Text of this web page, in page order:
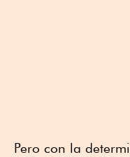
Pero con la